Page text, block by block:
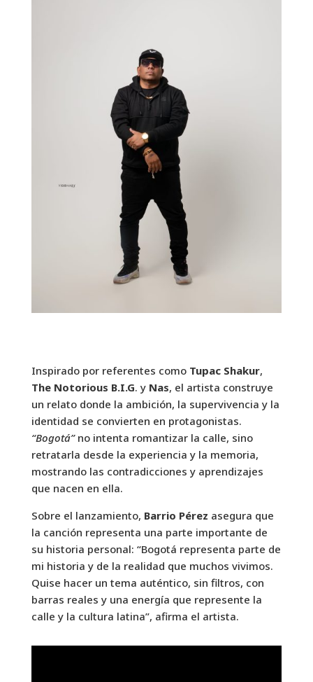
Inspirado por referentes como Tupac Shakur,
The Notorious B.I.G. y Nas, el artista construye
un relato donde la ambición, la supervivencia y la
identidad se convierten en protagonistas.
“Bogotá”no intenta romantizar la calle, sino
retratarla desde la experiencia y la memoria,
mostrando las contradicciones y aprendizajes
que nacen en ella.
Sobre el lanzamiento, Barrio Pérez asegura que
la canción representa una parte importante de
su historia personal: “Bogotá representa parte de
mi historia y de la realidad que muchos vivimos.
Quise hacer un tema auténtico, sin filtros, con
barras reales y una energía que represente la
calle y la cultura latina”, afirma el artista.